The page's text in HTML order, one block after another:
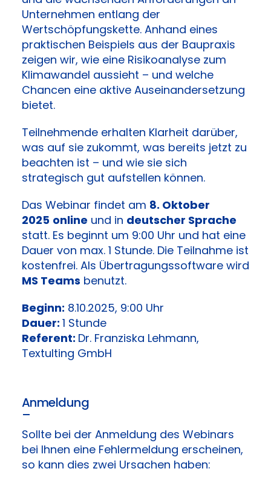
Unternehmen entlang der
Wertschöpfungskette. Anhand eines
praktischen Beispiels aus der Baupraxis
zeigen wir, wie eine Risikoanalyse zum
Klimawandel aussieht – und welche
Chancen eine aktive Auseinandersetzung
bietet.
Teilnehmende erhalten Klarheit darüber,
was auf sie zukommt, was bereits jetzt zu
beachten ist – und wie sie sich
strategisch gut aufstellen können.
Das Webinar findet am 8. Oktober
2025 online und in deutscher Sprache
statt. Es beginnt um 9:00 Uhr und hat eine
Dauer von max. 1 Stunde. Die Teilnahme ist
kostenfrei. Als Übertragungssoftware wird
MS Teams benutzt.
Beginn: 8.10.2025, 9:00 Uhr
Dauer: 1 Stunde
Referent: Dr. Franziska Lehmann,
Textulting GmbH
Anmeldung
–
Sollte bei der Anmeldung des Webinars
bei Ihnen eine Fehlermeldung erscheinen,
so kann dies zwei Ursachen haben: